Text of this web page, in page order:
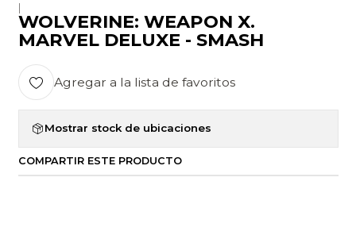
|
WOLVERINE: WEAPON X.
MARVEL DELUXE - SMASH
Agregar a la lista de favoritos
Mostrar stock de ubicaciones
COMPARTIR ESTE PRODUCTO